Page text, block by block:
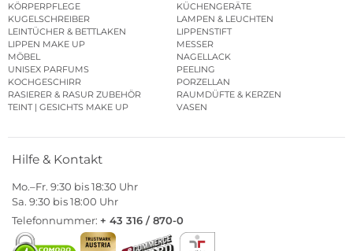
KÖRPERPFLEGE
KÜCHENGERÄTE
KUGELSCHREIBER
LAMPEN & LEUCHTEN
LEINTÜCHER & BETTLAKEN
LIPPENSTIFT
LIPPEN MAKE UP
MESSER
MÖBEL
NAGELLACK
UNISEX PARFUMS
PEELING
KOCHGESCHIRR
PORZELLAN
RASIERER & RASUR ZUBEHÖR
RAUMDÜFTE & KERZEN
TEINT | GESICHTS MAKE UP
VASEN
Hilfe & Kontakt
Mo.–Fr. 9:30 bis 18:30 Uhr
Sa. 9:30 bis 18:00 Uhr
Telefonnummer: + 43 316 / 870-0